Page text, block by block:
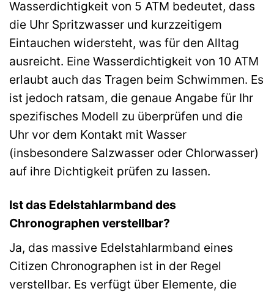
Wasserdichtigkeit von 5 ATM bedeutet, dass
die Uhr Spritzwasser und kurzzeitigem
Eintauchen widersteht, was für den Alltag
ausreicht. Eine Wasserdichtigkeit von 10 ATM
erlaubt auch das Tragen beim Schwimmen. Es
ist jedoch ratsam, die genaue Angabe für Ihr
spezifisches Modell zu überprüfen und die
Uhr vor dem Kontakt mit Wasser
(insbesondere Salzwasser oder Chlorwasser)
auf ihre Dichtigkeit prüfen zu lassen.
Ist das Edelstahlarmband des
Chronographen verstellbar?
Ja, das massive Edelstahlarmband eines
Citizen Chronographen ist in der Regel
verstellbar. Es verfügt über Elemente, die